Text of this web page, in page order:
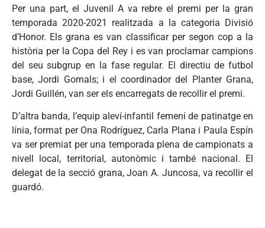
Per una part, el Juvenil A va rebre el premi per la gran
temporada 2020-2021 realitzada a la categoria Divisió
d’Honor. Els grana es van classificar per segon cop a la
història per la Copa del Rey i es van proclamar campions
del seu subgrup en la fase regular. El directiu de futbol
base, Jordi Gornals; i el coordinador del Planter Grana,
Jordi Guillén, van ser els encarregats de recollir el premi.
D’altra banda, l’equip aleví-infantil femení de patinatge en
línia, format per Ona Rodríguez, Carla Plana i Paula Espín
va ser premiat per una temporada plena de campionats a
nivell local, territorial, autonòmic i també nacional. El
delegat de la secció grana, Joan A. Juncosa, va recollir el
guardó.